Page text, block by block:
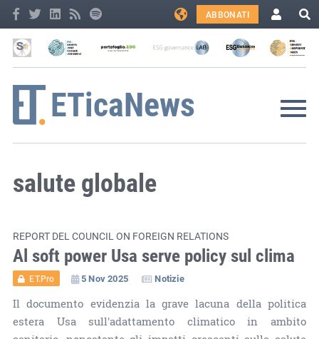
ABBONATI
salute globale
REPORT DEL COUNCIL ON FOREIGN RELATIONS
Al soft power Usa serve policy sul clima
ET.Pro 5 Nov 2025 Notizie
Il documento evidenzia la grave lacuna della politica
estera Usa sull'adattamento climatico in ambito